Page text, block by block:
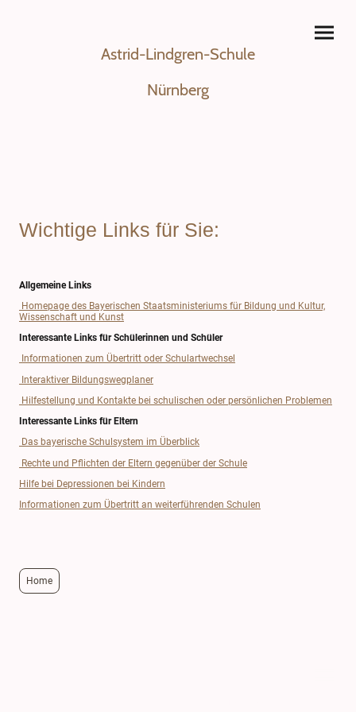
Astrid-Lindgren-Schule
Nürnberg
Wichtige Links für Sie:
Allgemeine Links
Homepage des Bayerischen Staatsministeriums für Bildung und Kultur,
Wissenschaft und Kunst
Interessante Links für Schülerinnen und Schüler
Informationen zum Übertritt oder Schulartwechsel
Interaktiver Bildungswegplaner
Hilfestellung und Kontakte bei schulischen oder persönlichen Problemen
Interessante Links für Eltern
Das bayerische Schulsystem im Überblick
Rechte und Pflichten der Eltern gegenüber der Schule
Hilfe bei Depressionen bei Kindern
Informationen zum Übertritt an weiterführenden Schulen
Home